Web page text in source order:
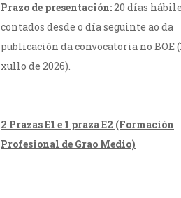
Prazo de presentación:20 días
contados desde o día seguinte ao da
publicación da convocatoria no BOE
xullo de 2026).
2 Prazas E1 e 1 praza E2 (Formación
Profesional de Grao Medio)